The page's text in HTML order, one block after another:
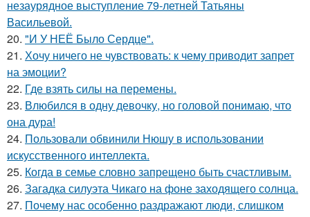
незаурядное выступление 79-летней Татьяны
Васильевой.
20. "И У НЕЁ Было Сердце".
21. Хочу ничего не чувствовать: к чему приводит запрет
на эмоции?
22. Где взять силы на перемены.
23. Влюбился в одну девочку, но головой понимаю, что
она дура!
24. Пользовали обвинили Нюшу в использовании
искусственного интеллекта.
25. Когда в семье словно запрещено быть счастливым.
26. Загадка силуэта Чикаго на фоне заходящего солнца.
27. Почему нас особенно раздражают люди, слишком